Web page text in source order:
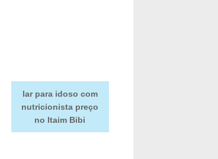
lar para idoso com
nutricionista preço
no Itaim Bibi